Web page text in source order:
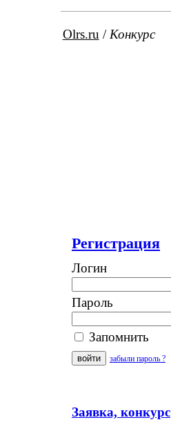
Olrs.ru / Конкурс
Регистрация
Логин
Пароль
Запомнить
забыли пароль ?
Заявка, конкурс